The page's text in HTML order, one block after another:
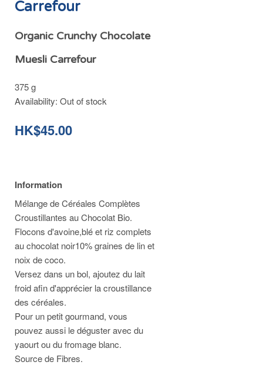
Carrefour
Organic Crunchy Chocolate
Muesli Carrefour
375 g
Availability: Out of stock
HK$45.00
Information
Mélange de Céréales Complètes
Croustillantes au Chocolat Bio.
Flocons d'avoine,blé et riz complets
au chocolat noir10% graines de lin et
noix de coco.
Versez dans un bol, ajoutez du lait
froid afin d'apprécier la croustillance
des céréales.
Pour un petit gourmand, vous
pouvez aussi le déguster avec du
yaourt ou du fromage blanc.
Source de Fibres.